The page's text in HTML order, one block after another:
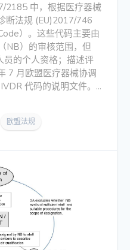
2185 中，根据医疗器械
断法规 (EU)2017/746
）。这些代码主要由
NB）的审核范围，但
员的个人资格；描述评
7 月欧盟医疗器械协调
代码的说明文件。...
欧盟法规